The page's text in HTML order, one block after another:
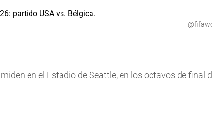
en el Estadio de Seattle, en los octavos de final